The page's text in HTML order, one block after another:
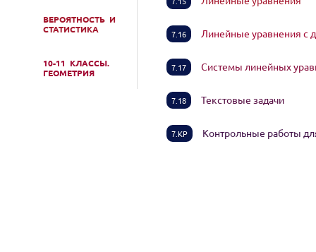
ВЕРОЯТНОСТЬ И
СТАТИСТИКА
10-11 КЛАССЫ.
ГЕОМЕТРИЯ
7.16 Линейные уравнения
7.17 Системы линейных
7.18 Текстовые задачи
7.КР Контрольные работы